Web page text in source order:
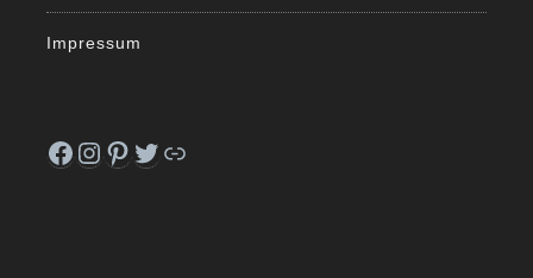
Impressum
Facebook
Instagram
Pinterest
Twitter
Link